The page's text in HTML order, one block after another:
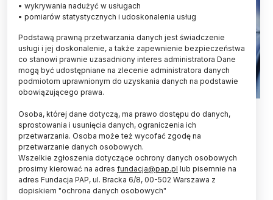
Terapie komórkowe CAR-T stanowią prawdziwy
przełom w leczeniu szpiczaka plazmocytowego,
jednego z najczęstszych nowotworów krwi –
oceniają eksperci. Są one skuteczne u pacjentów
ze szpiczakiem opornym na leczenie i
nawrotowym, ale dają też nadzieję, że nowotwór
• wykrywania nadużyć w usługach
• pomiarów statystycznych i udoskonalenia usług
Podstawą prawną przetwarzania danych jest świadczenie
usługi i jej doskonalenie, a także zapewnienie bezpieczeństwa
co stanowi prawnie uzasadniony interes administratora Dane
mogą być udostępniane na zlecenie administratora danych
podmiotom uprawnionym do uzyskania danych na podstawie
obowiązującego prawa.
Osoba, której dane dotyczą, ma prawo dostępu do danych,
sprostowania i usunięcia danych, ograniczenia ich
przetwarzania. Osoba może też wycofać zgodę na
przetwarzanie danych osobowych.
Wszelkie zgłoszenia dotyczące ochrony danych osobowych
prosimy kierować na adres fundacja@pap.pl lub pisemnie na
adres Fundacja PAP, ul. Bracka 6/8, 00-502 Warszawa z
dopiskiem "ochrona danych osobowych"